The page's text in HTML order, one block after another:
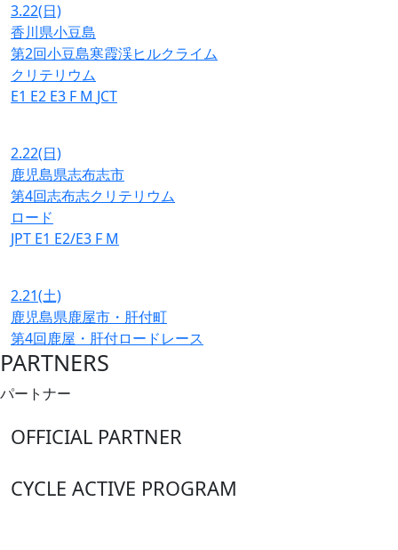
3.22(日)
香川県小豆島
第2回小豆島寒霞渓ヒルクライム
クリテリウム
E1 E2 E3 F M JCT
2.22(日)
鹿児島県志布志市
第4回志布志クリテリウム
ロード
JPT E1 E2/E3 F M
2.21(土)
鹿児島県鹿屋市・肝付町
第4回鹿屋・肝付ロードレース
PARTNERS
パートナー
OFFICIAL PARTNER
CYCLE ACTIVE PROGRAM